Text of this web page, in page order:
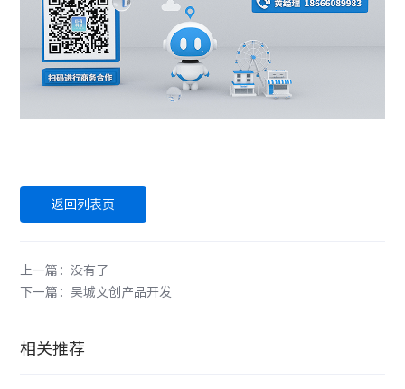
返回列表页
上一篇：没有了
下一篇：吴城文创产品开发
相关推荐